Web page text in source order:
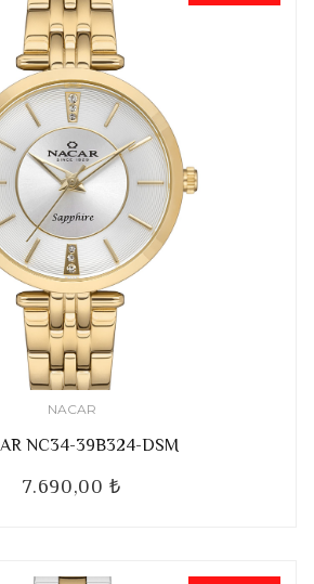
NACAR
NC34-39B324-DSM
7.690,00 ₺